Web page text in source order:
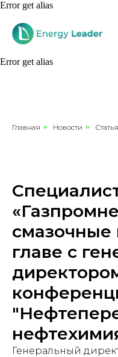
Error get alias
Error get alias
Главная » Новости » Статья
смазочные
главе с
Генеральный